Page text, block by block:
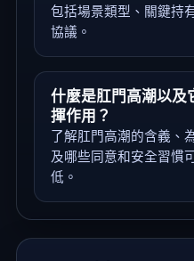
包括場景類型、關鍵持
協議。
什麼是肛門高潮以及
揮作用？
了解肛門高潮的含義、
及哪些同意和安全習慣
低。